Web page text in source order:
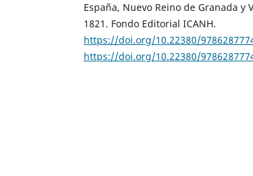
España, Nuevo Reino de Granada y
1821. Fondo Editorial ICANH.
https://doi.org/10.22380/
https://doi.org/10.22380/